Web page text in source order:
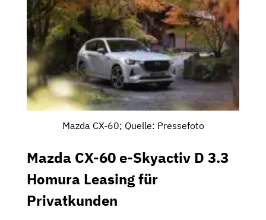
Mazda CX-60; Quelle: Pressefoto
Mazda CX-60 e-Skyactiv D 3.3
Homura Leasing für
Privatkunden